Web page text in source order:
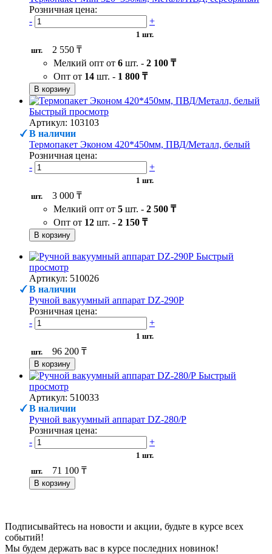
Розничная цена:
-
+
1 шт.
шт.
2 550 ₸
Мелкий опт от 6 шт. - 2 100 ₸
Опт от 14 шт. - 1 800 ₸
В корзину
Быстрый просмотр
Артикул: 103103
В наличии
Термопакет Эконом 420*450мм, ПВД/Металл, белый
Розничная цена:
-
+
1 шт.
шт.
3 000 ₸
Мелкий опт от 5 шт. - 2 500 ₸
Опт от 12 шт. - 2 150 ₸
В корзину
Быстрый
просмотр
Артикул: 510026
В наличии
Ручной вакуумный аппарат DZ-290P
Розничная цена:
-
+
1 шт.
шт.
96 200 ₸
В корзину
Быстрый
просмотр
Артикул: 510033
В наличии
Ручной вакуумный аппарат DZ-280/P
Розничная цена:
-
+
1 шт.
шт.
71 100 ₸
В корзину
Подписывайтесь на новости и акции, будьте в курсе всех
событий!
Мы будем держать вас в курсе последних новинок!